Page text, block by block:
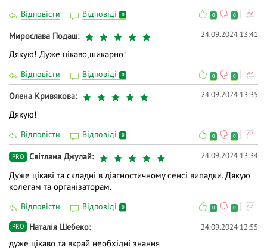
Відповісти Відповіді 0 0 0
Мирослава Подаш 24.09.2024 13:41
Дякую! Дуже цікаво,шикарно!
Відповісти Відповіді 0 0 0
Олена Кривякова 24.09.2024 13:35
Дякую!
Відповісти Відповіді 0 0 0
PRO Світлана Джулай 24.09.2024 13:34
Дуже цікаві та складні в діагностичному сенсі випадки. Дякую
колегам та організаторам.
Відповісти Відповіді 0 0 0
PRO Наталія Шебеко 24.09.2024 12:55
дуже цікаво та вкрай необхідні знання